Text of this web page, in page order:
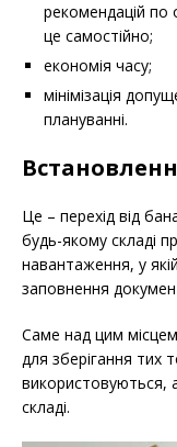
рекомендацій по
це самостійно;
економія часу;
мінімізація
плануванні.
Це – перехід від
будь-якому складі
навантаження, у
заповнення
Саме над цим
для зберігання тих
використовуються,
складі.